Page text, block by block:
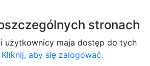
stronach
użytkownicy maja dostęp do tych
Kliknij, aby się zalogować.